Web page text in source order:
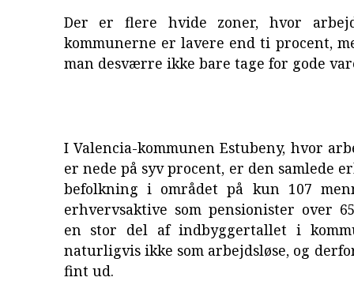
Der er flere hvide zoner, hvor
kommunerne er lavere end ti procent,
man desværre ikke bare tage for gode
I Valencia-kommunen Estubeny, hvor
er nede på syv procent, er den samlede
befolkning i området på kun 107
erhvervsaktive som pensionister over
en stor del af indbyggertallet i
naturligvis ikke som arbejdsløse, og
fint ud.